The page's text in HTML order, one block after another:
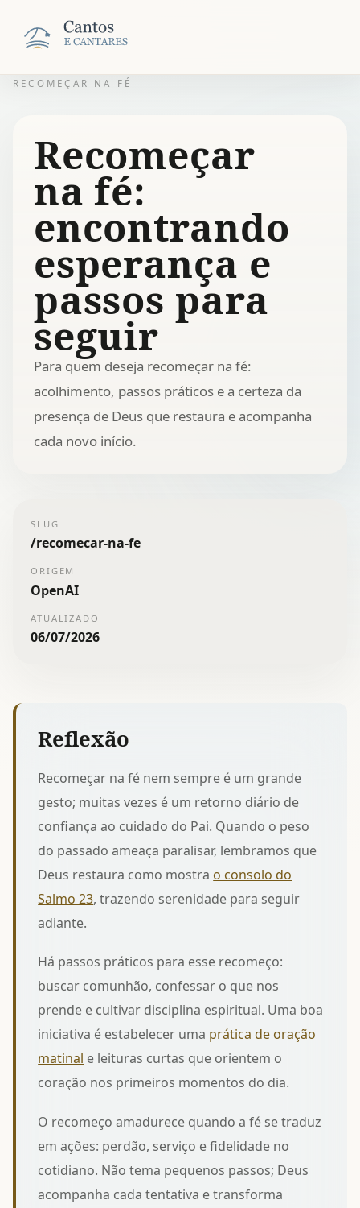
RECOMEÇAR NA FÉ
Recomeçar
na fé:
encontrando
esperança e
passos para
seguir
Para quem deseja recomeçar na fé:
acolhimento, passos práticos e a certeza da
presença de Deus que restaura e acompanha
cada novo início.
SLUG
/recomecar-na-fe
ORIGEM
OpenAI
ATUALIZADO
06/07/2026
Reflexão
Recomeçar na fé nem sempre é um grande
gesto; muitas vezes é um retorno diário de
confiança ao cuidado do Pai. Quando o peso
do passado ameaça paralisar, lembramos que
Deus restaura como mostra o consolo do
Salmo 23, trazendo serenidade para seguir
adiante.
Há passos práticos para esse recomeço:
buscar comunhão, confessar o que nos
prende e cultivar disciplina espiritual. Uma boa
iniciativa é estabelecer uma prática de oração
matinal e leituras curtas que orientem o
coração nos primeiros momentos do dia.
O recomeço amadurece quando a fé se traduz
em ações: perdão, serviço e fidelidade no
cotidiano. Não tema pequenos passos; Deus
acompanha cada tentativa e transforma